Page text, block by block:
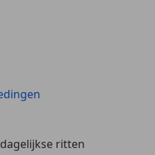
ritten